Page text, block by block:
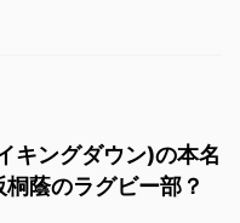
キングダウン)の本名
蔭のラグビー部？